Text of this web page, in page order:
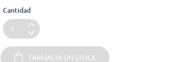
Cantidad
FARMACIA SIN STOCK